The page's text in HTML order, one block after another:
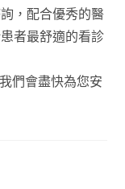
，配合優秀的醫
者最舒適的看診
我們會盡快為您安